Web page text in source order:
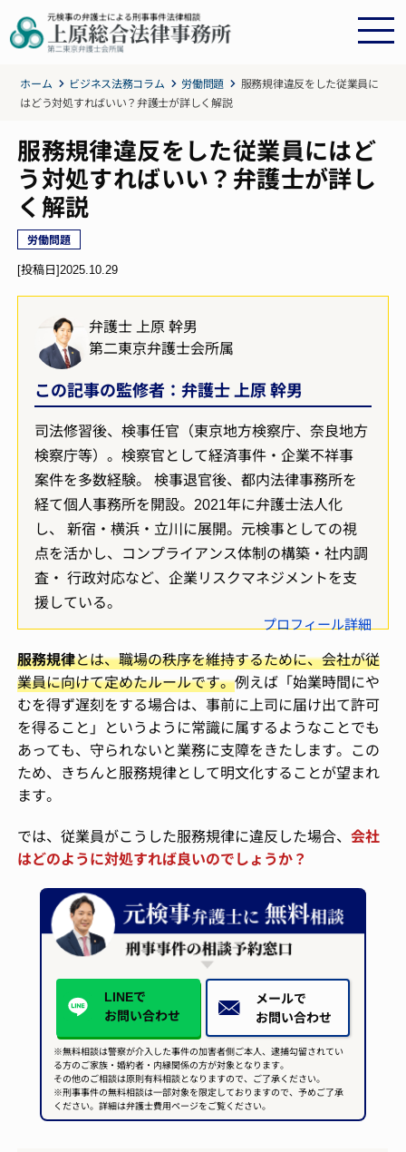
ホーム ビジネス法務コラム 労働問題
服務規律違反をした従業員に
はどう対処すればいい？弁護士が詳しく解説
服務規律違反をした従業員にはど
う対処すればいい？弁護士が詳し
く解説
労働問題
[投稿日]2025.10.29
弁護士 上原 幹男
第二東京弁護士会所属
この記事の監修者：弁護士 上原 幹男
司法修習後、検事任官（東京地方検察庁、奈良地方
検察庁等）。検察官として経済事件・企業不祥事
案件を多数経験。 検事退官後、都内法律事務所を
経て個人事務所を開設。2021年に弁護士法人化
し、 新宿・横浜・立川に展開。元検事としての視
点を活かし、コンプライアンス体制の構築・社内調
査・ 行政対応など、企業リスクマネジメントを支
援している。
プロフィール詳細
服務規律とは、職場の秩序を維持するために、会社が従
業員に向けて定めたルールです。例えば「始業時間にや
むを得ず遅刻をする場合は、事前に上司に届け出て許可
を得ること」というように常識に属するようなことでも
あっても、守られないと業務に支障をきたします。この
ため、きちんと服務規律として明文化することが望まれ
ます。
では、従業員がこうした服務規律に違反した場合、会社
はどのように対処すれば良いのでしょうか？
メールで
お問い合わせ
LINEで
お問い合わせ
※無料相談は警察が介入した事件の加害者側ご本人、逮捕勾留されてい
る方のご家族・婚約者・内縁関係の方が対象となります。
その他のご相談は原則有料相談となりますので、ご了承ください。
※刑事事件の無料相談は一部対象を限定しておりますので、予めご了承
ください。詳細は弁護士費用ページをご覧ください。